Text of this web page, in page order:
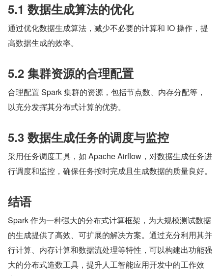
5.1 数据生成算法的优化
通过优化数据生成算法，减少不必要的计算和 IO 操作，提
高数据生成的效率。
5.2 集群资源的合理配置
合理配置 Spark 集群的资源，包括节点数、内存分配等，
以充分发挥其分布式计算的优势。
5.3 数据生成任务的调度与监控
采用任务调度工具，如 Apache Airflow，对数据生成任务进
行调度和监控，确保任务按时完成且生成数据的质量良好。
结语
Spark 作为一种强大的分布式计算框架，为大规模测试数据
的生成提供了高效、可扩展的解决方案。通过充分利用其并
行计算、内存计算和数据流处理等特性，可以构建出功能强
大的分布式造数工具，提升人工智能应用开发中的工作效